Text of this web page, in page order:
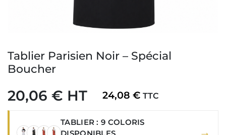
Tablier Parisien Noir – Spécial
Boucher
20,06 € HT 24,08 € TTC
TABLIER : 9 COLORIS
→